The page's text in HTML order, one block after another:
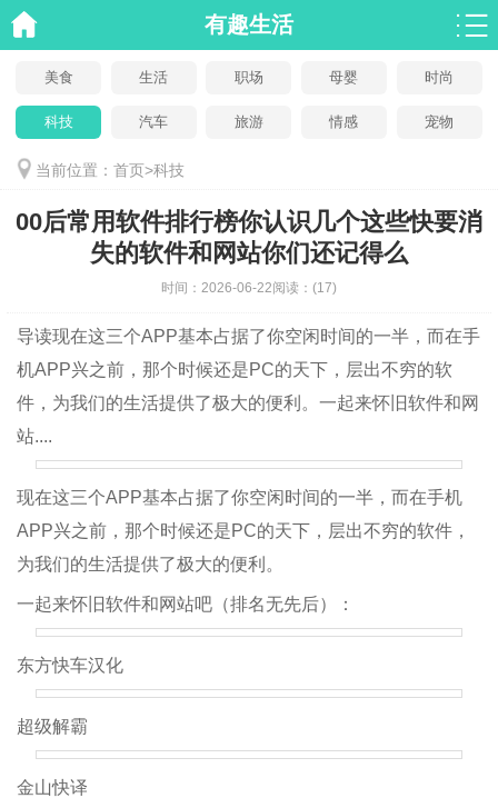
有趣生活
美食 生活 职场 母婴 时尚
科技 汽车 旅游 情感 宠物
当前位置： 首页>科技
00后常用软件排行榜你认识几个这些快要消
失的软件和网站你们还记得么
时间： 2026-06-22阅读： (17)
导读现在这三个APP基本占据了你空闲时间的一半，而在手
机APP兴之前，那个时候还是PC的天下，层出不穷的软
件，为我们的生活提供了极大的便利。一起来怀旧软件和网
站....
现在这三个APP基本占据了你空闲时间的一半，而在手机
APP兴之前，那个时候还是PC的天下，层出不穷的软件，
为我们的生活提供了极大的便利。
一起来怀旧软件和网站吧（排名无先后）：
东方快车汉化
超级解霸
金山快译